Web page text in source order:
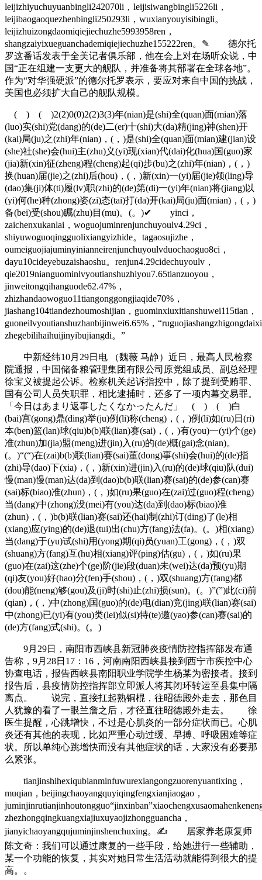
leijizhiyuchuyuanbingli242070li，leijisiwangbingli5226li，
leijibaogaoquezhenbingli250293li，wuxianyouyisibingli。
leijizhuizongdaomiqiejiechuzhe5993958ren，
shangzaiyixueguanchademiqiejiechuzhe155222ren。✎ 德尔托
罗这番话发表于全美记者俱乐部，他在会上对在场听众说，中
国“正在组建一支更大的舰队，并准备将其部署在全球各地”。
作为“对华强硬派”的德尔托罗表示，要应对来自中国的挑战，
美国也必须扩大自己的舰队规模。
( ) ( )2(2)0(0)2(2)3(3)年(nian)是(shi)全(quan)面(mian)落
(luo)实(shi)党(dang)的(de)二(er)十(shi)大(da)精(jing)神(shen)开
(kai)局(ju)之(zhi)年(nian)，(，)是(shi)全(quan)面(mian)建(jian)设
(she)社(she)会(hui)主(zhu)义(yi)现(xian)代(dai)化(hua)国(guo)家
(jia)新(xin)征(zheng)程(cheng)起(qi)步(bu)之(zhi)年(nian)，(，)
换(huan)届(jie)之(zhi)后(hou)，(，)新(xin)一(yi)届(jie)领(ling)导
(dao)集(ji)体(ti)履(lv)职(zhi)的(de)第(di)一(yi)年(nian)将(jiang)以
(yi)何(he)种(zhong)姿(zi)态(tai)打(da)开(kai)局(ju)面(mian)，(，)
备(bei)受(shou)瞩(zhu)目(mu)。(。)✔ yinci，
zaichenxukanlai，woguojuminrenjunchuyoulv4.29ci，
shiyuwoguoqingguolixiangyizhide。tagaosujizhe，
oumeiguojiajuminyinianneirenjunchuyoulvduochaoguo8ci，
dayu10cideyebuzaishaoshu。renjun4.29cidechuyoulv，
qie2019nianguominlvyoutianshuzhiyou7.65tianzuoyou，
jinweitongqihanguode62.47%，
zhizhandaowoguo11tiangonggongjiaqide70%，
jiashang104tiandezhoumoshijian，guominxiuxitianshuwei115tian，
guoneilvyoutianshuzhanbijinwei6.65%，
zhegebilihaihuijinyibujiangdi。”
中新经纬10月29日电 （魏薇 马静）近日，最高人民检察
院通报，中国储备粮管理集团有限公司原党组成员、副总经理
徐宝义被提起公诉。检察机关起诉指控中，除了提到受贿罪、
国有公司人员失职罪，相比逮捕时，还多了一项内幕交易罪。
「今日はあまり返事したくなかったんだ」 ( ) ( )白
(bai)宫(gong)鼎(ding)举(ju)例(li)称(cheng)，(，)例(li)如(ru)日(ri)
本(ben)篮(lan)球(qiu)b(b)联(lian)赛(sai)，(，)有(you)一(yi)个(ge)
准(zhun)加(jia)盟(meng)进(jin)入(ru)的(de)概(gai)念(nian)。
(。)“(“)在(zai)b(b)联(lian)赛(sai)董(dong)事(shi)会(hui)的(de)指
(zhi)导(dao)下(xia)，(，)新(xin)进(jin)入(ru)的(de)球(qiu)队(dui)
慢(man)慢(man)达(da)到(dao)b(b)联(lian)赛(sai)的(de)参(can)赛
(sai)标(biao)准(zhun)，(，)如(ru)果(guo)在(zai)过(guo)程(cheng)
当(dang)中(zhong)没(mei)有(you)达(da)到(dao)标(biao)准
(zhun)，(，)b(b)联(lian)赛(sai)还(hai)制(zhi)订(ding)了(le)相
(xiang)应(ying)的(de)退(tui)出(chu)方(fang)法(fa)。(。)相(xiang)
当(dang)于(yu)试(shi)用(yong)期(qi)员(yuan)工(gong)，(，)双
(shuang)方(fang)互(hu)相(xiang)评(ping)估(gu)，(，)如(ru)果
(guo)在(zai)这(zhe)个(ge)阶(jie)段(duan)未(wei)达(da)预(yu)期
(qi)友(you)好(hao)分(fen)手(shou)，(，)双(shuang)方(fang)都
(dou)能(neng)够(gou)及(ji)时(shi)止(zhi)损(sun)。(。)”(”)此(ci)前
(qian)，(，)中(zhong)国(guo)的(de)电(dian)竞(jing)联(lian)赛(sai)
中(zhong)已(yi)有(you)类(lei)似(si)特(te)邀(yao)参(can)赛(sai)的
(de)方(fang)式(shi)。(。)
9月29日，南阳市西峡县新冠肺炎疫情防控指挥部发布通
告称，9月28日17：16，河南南阳西峡县接到西宁市疾控中心
协查电话，报告西峡县南阳职业学院学生杨某为密接者。接到
报告后，县疫情防控指挥部立即派人将其闭环转运至县集中隔
离点。 说完，直接扛起熟铜棍，往昭德殿外走去，那色目
人犹豫的看了一眼兰詹之后，才径直往昭德殿外走去。 徐
医生提醒，心跳增快，不过是心肌炎的一部分症状而已。心肌
炎还有其他的表现，比如严重心动过缓、早搏、呼吸困难等症
状。所以单纯心跳增快而没有其他症状的话，大家没有必要那
么紧张。
tianjinshihexiqubianminfuwurexiangongzuorenyuantixing，
muqian，beijingchaoyangquyiqingfengxianjiaogao，
zhezhongqingkuangxiajiuxuyaojizhongguancha，
jianyichaoyangqujuminjinshenchuxing。✍ 居家养老康复师
陈文奇：我们可以通过康复的一些手段，给她进行一些辅助，
某一个功能的恢复，其实对她日常生活活动就能得到很大的提
高。。